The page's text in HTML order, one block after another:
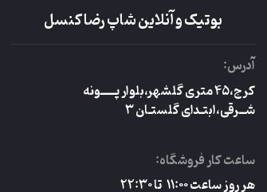
بوتیک و آنلاین شاپ رضا کنسل
آدرس:
کرج،۴۵ متری گلشهر،بلوار پـــــونه
شــرقی،ابتـدای گلستـان ۳
ساعت کار فروشگاه:
هر روز ساعت ۱۱:۰۰ تا ۲۲:۳۰